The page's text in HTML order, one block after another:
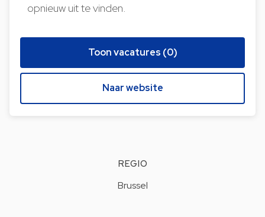
opnieuw uit te vinden.
Toon vacatures (0)
Naar website
REGIO
Brussel